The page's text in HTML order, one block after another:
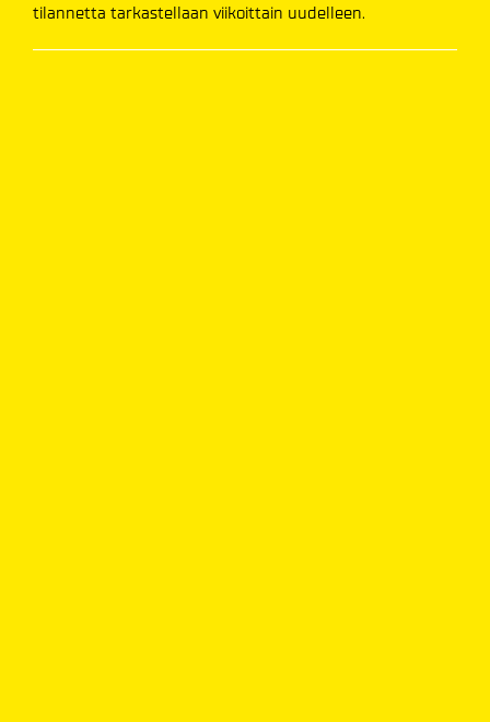
tilannetta tarkastellaan viikoittain uudelleen.